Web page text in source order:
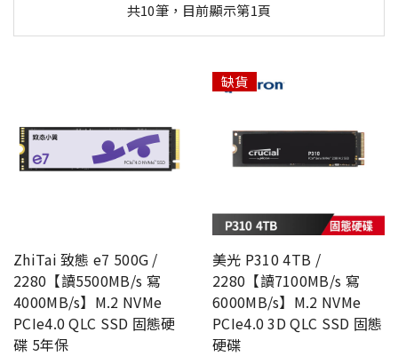
共10筆，目前顯示第1頁
ZhiTai 致態 e7 500G /
2280【讀5500MB/s 寫
4000MB/s】M.2 NVMe
PCIe4.0 QLC SSD 固態硬
碟 5年保
缺貨
美光 P310 4TB /
2280【讀7100MB/s 寫
6000MB/s】M.2 NVMe
PCIe4.0 3D QLC SSD 固態
硬碟